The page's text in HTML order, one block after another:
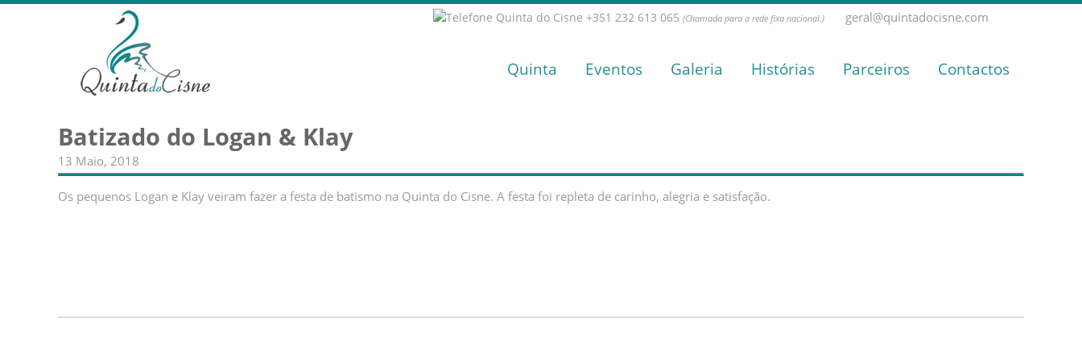
+351 232 613 065 (Chamada para a rede fixa nacional.) geral@quintadocisne.com
Quinta Eventos Galeria Histórias Parceiros Contactos
Batizado do Logan & Klay
13 Maio, 2018
Os pequenos Logan e Klay veiram fazer a festa de batismo na Quinta do Cisne. A festa foi repleta de carinho, alegria e satisfação.